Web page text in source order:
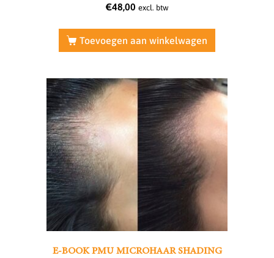
€48,00 excl. btw
Toevoegen aan winkelwagen
E-BOOK PMU MICROHAAR SHADING